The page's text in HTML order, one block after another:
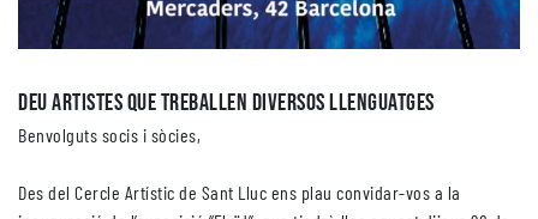
Deu artistes que treballen diversos llenguatges
Benvolguts socis i sòcies,
Des del Cercle Artístic de Sant Lluc ens plau convidar-vos a la